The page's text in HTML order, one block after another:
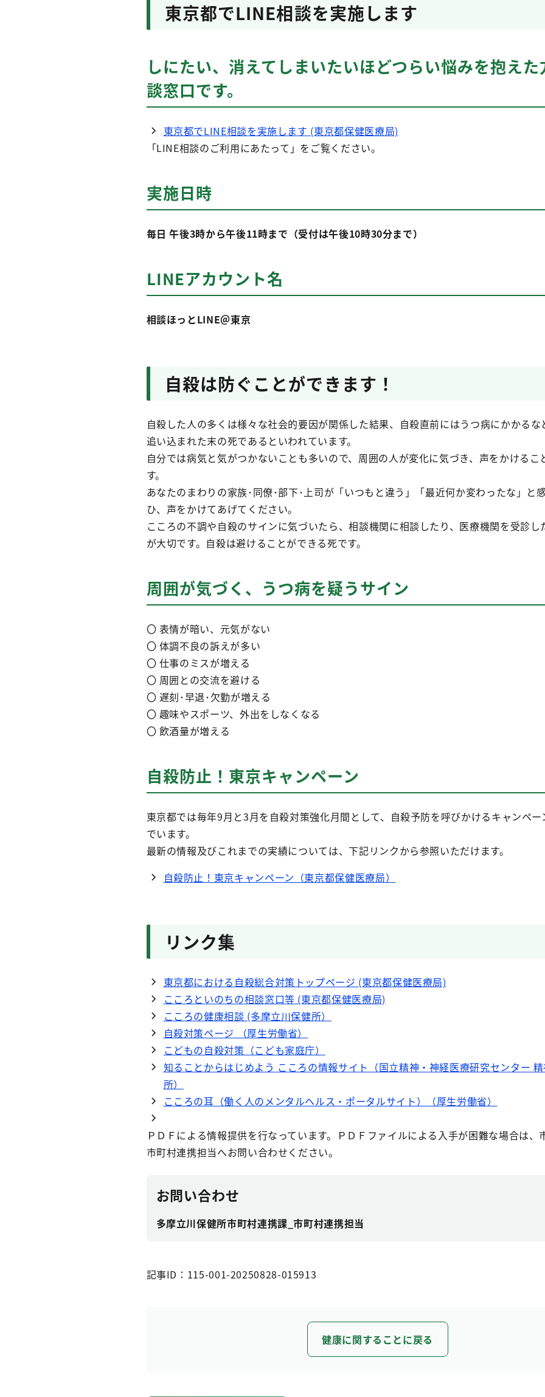
東京都でLINE相談を実施します
しにたい、消えてしまいたいほどつらい悩みを抱え
談窓口です。
東京都でLINE相談を実施します (東京都保健医療局)
「LINE相談のご利用にあたって」をご覧ください。
実施日時
毎日 午後3時から午後11時まで（受付は午後10時30分まで）
LINEアカウント名
相談ほっとLINE＠東京
自殺は防ぐことができます！
自殺した人の多くは様々な社会的要因が関係した結果、自殺直前にはうつ病にかかるな
追い込まれた末の死であるといわれています。
自分では病気と気がつかないことも多いので、周囲の人が変化に気づき、声をかけるこ
す。
あなたのまわりの家族･同僚･部下･上司が「いつもと違う」「最近何か変わったな」と
ひ、声をかけてあげてください。
こころの不調や自殺のサインに気づいたら、相談機関に相談したり、医療機関を受診し
が大切です。自殺は避けることができる死です。
周囲が気づく、うつ病を疑うサイン
〇 表情が暗い、元気がない
〇 体調不良の訴えが多い
〇 仕事のミスが増える
〇 周囲との交流を避ける
〇 遅刻･早退･欠勤が増える
〇 趣味やスポーツ、外出をしなくなる
〇 飲酒量が増える
自殺防止！東京キャンペーン
東京都では毎年9月と3月を自殺対策強化月間として、自殺予防を呼びかけるキャンペ
でいます。
最新の情報及びこれまでの実績については、下記リンクから参照いただけます。
自殺防止！東京キャンペーン（東京都保健医療局）
リンク集
東京都における自殺総合対策トップページ (東京都保健医療局)
こころといのちの相談窓口等 (東京都保健医療局)
こころの健康相談 (多摩立川保健所）
自殺対策ページ （厚生労働省）
こどもの自殺対策（こども家庭庁）
知ることからはじめよう こころの情報サイト（国立精神・神経医療研究センター
所）
こころの耳（働く人のメンタルヘルス・ポータルサイト）（厚生労働省）
ＰＤＦによる情報提供を行なっています。ＰＤＦファイルによる入手が困難な場合は、
市町村連携担当へお問い合わせください。
お問い合わせ
多摩立川保健所市町村連携課_市町村連携担当
記事ID：115-001-20250828-015913
健康に関することに戻る